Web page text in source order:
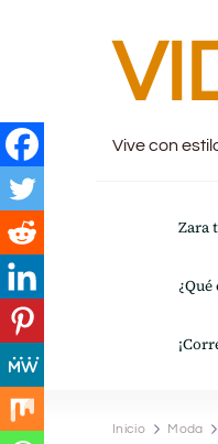
Vive con
Zara
Inicio Moda